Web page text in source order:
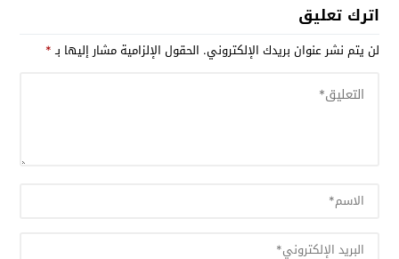
اترك تعليق
لن يتم نشر عنوان بريدك الإلكتروني. الحقول الإلزامية مشار إليها بـ*